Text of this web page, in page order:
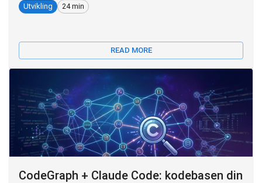
Utvikling 24 min
READ MORE
CodeGraph + Claude Code: kodebasen din